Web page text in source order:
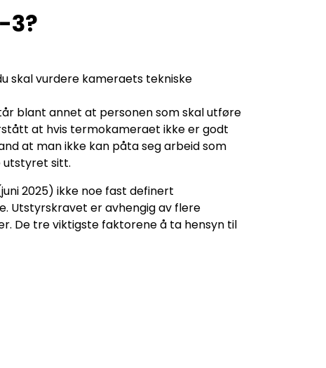
3?
skal vurdere kameraets tekniske
blant annet at personen som skal utføre
at hvis termokameraet ikke er godt
at man ikke kan påta seg arbeid som
utstyret sitt.
2025) ikke noe fast definert
Utstyrskravet er avhengig av flere
De tre viktigste faktorene å ta hensyn til